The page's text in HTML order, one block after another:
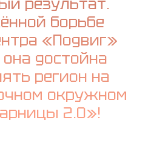
борьбе
«Подвиг»
достойна
регион на
окружном
2.0»!